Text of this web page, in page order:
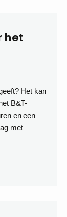
het
Het kan
B&T-
en een
met